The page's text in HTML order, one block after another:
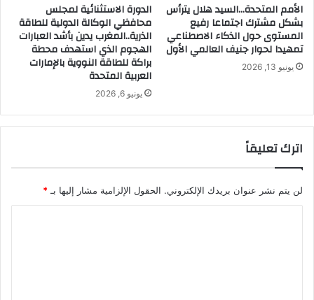
الأمم المتحدة…السيد هلال يترأس
بشكل مشترك اجتماعا رفيع
المستوى حول الذكاء الاصطناعي
تمهيدا لحوار جنيف العالمي الأول
يونيو 13, 2026
الدورة الاستثنائية لمجلس
محافظي الوكالة الدولية للطاقة
الذرية..المغرب يدين بأشد العبارات
الهجوم الذي استهدف محطة
براكة للطاقة النووية بالإمارات
العربية المتحدة
يونيو 6, 2026
اترك تعليقاً
لن يتم نشر عنوان بريدك الإلكتروني. الحقول الإلزامية مشار إليها بـ *